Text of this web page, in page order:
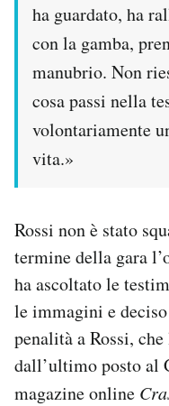
ha guardato, ha
con la gamba,
manubrio. Non
cosa passi nella
volontariamente
vita.»
Rossi non è stato
termine della gara
ha ascoltato le
le immagini e
penalità a Rossi,
dall’ultimo posto al
magazine online